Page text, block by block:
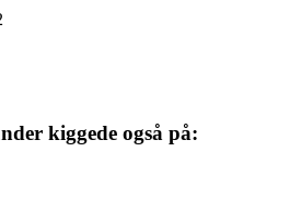
kiggede også på: